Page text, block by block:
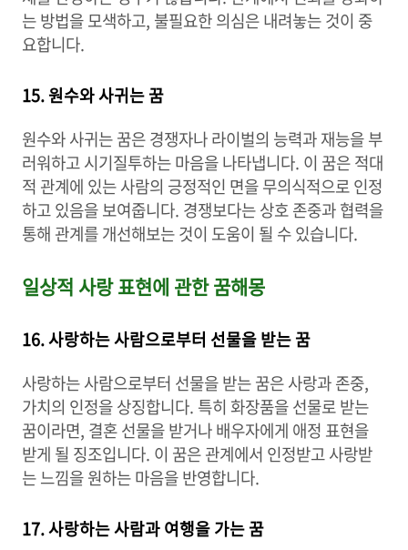
는 방법을 모색하고, 불필요한 의심은 내려놓는 것이 중
요합니다.
15. 원수와 사귀는 꿈
원수와 사귀는 꿈은 경쟁자나 라이벌의 능력과 재능을 부
러워하고 시기질투하는 마음을 나타냅니다. 이 꿈은 적대
적 관계에 있는 사람의 긍정적인 면을 무의식적으로 인정
하고 있음을 보여줍니다. 경쟁보다는 상호 존중과 협력을
통해 관계를 개선해보는 것이 도움이 될 수 있습니다.
일상적 사랑 표현에 관한 꿈해몽
16. 사랑하는 사람으로부터 선물을 받는 꿈
사랑하는 사람으로부터 선물을 받는 꿈은 사랑과 존중,
가치의 인정을 상징합니다. 특히 화장품을 선물로 받는
꿈이라면, 결혼 선물을 받거나 배우자에게 애정 표현을
받게 될 징조입니다. 이 꿈은 관계에서 인정받고 사랑받
는 느낌을 원하는 마음을 반영합니다.
17. 사랑하는 사람과 여행을 가는 꿈